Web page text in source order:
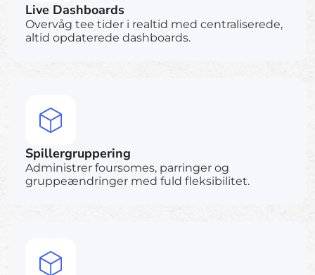
Live Dashboards
Overvåg tee tider i realtid med centraliserede,
altid opdaterede dashboards.
Spillergruppering
Administrer foursomes, parringer og
gruppeændringer med fuld fleksibilitet.